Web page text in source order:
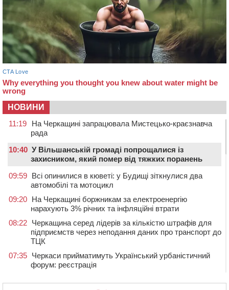
НОВИНИ
11:19
На Черкащині запрацювала Мистецько-краєзнавча
рада
10:40 У Вільшанській громаді попрощалися із
захисником, який помер від тяжких поранень
09:59 Всі опинилися в кюветі: у Будищі зіткнулися два
автомобілі та мотоцикл
09:20 На Черкащині боржникам за електроенергію
нарахують 3% річних та інфляційні втрати
08:22 Черкащина серед лідерів за кількістю штрафів для
підприємств через неподання даних про транспорт до
ТЦК
07:35 Черкаси прийматимуть Український урбаністичний
форум: реєстрація